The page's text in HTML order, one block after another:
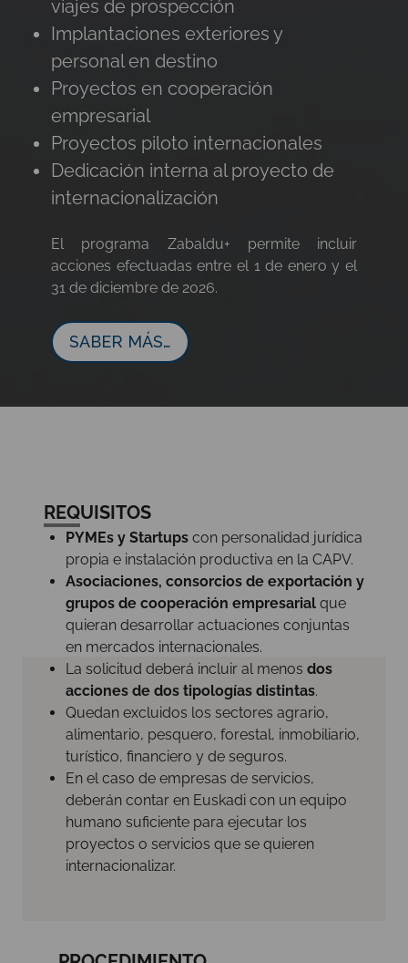
viajes de prospección
Implantaciones exteriores y
personal en destino
Proyectos en cooperación
empresarial
Proyectos piloto internacionales
Dedicación interna al proyecto de
internacionalización
El programa Zabaldu+ permite incluir
acciones efectuadas entre el 1 de enero y el
31 de diciembre de 2026.
SABER MÁS…
REQUISITOS
PYMEs y Startups con personalidad jurídica
propia e instalación productiva en la CAPV.
Asociaciones, consorcios de exportación y
grupos de cooperación empresarial que
quieran desarrollar actuaciones conjuntas
en mercados internacionales.
La solicitud deberá incluir al menos dos
acciones de dos tipologías distintas.
Quedan excluidos los sectores agrario,
alimentario, pesquero, forestal, inmobiliario,
turístico, financiero y de seguros.
En el caso de empresas de servicios,
deberán contar en Euskadi con un equipo
humano suficiente para ejecutar los
proyectos o servicios que se quieren
internacionalizar.